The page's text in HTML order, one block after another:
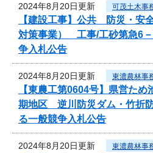
2024年8月20日更新 可茂土木事
【建設工事】公共 防災・安
対策事業） 工事/工砂第急6
争入札公告
2024年8月20日更新 東濃農林事
【東農工第0604号】県営た
期地区 逆川防災ダム・竹折
る一般競争入札公告
2024年8月20日更新 東濃農林事